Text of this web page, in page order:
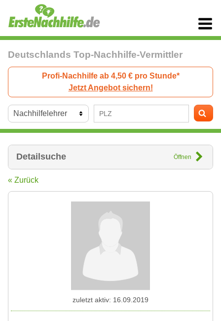
Deutschlands Top-Nachhilfe-Vermittler
Profi-Nachhilfe ab 4,50 € pro Stunde*
Jetzt Angebot sichern!
Detailsuche Öffnen
« Zurück
zuletzt aktiv: 16.09.2019